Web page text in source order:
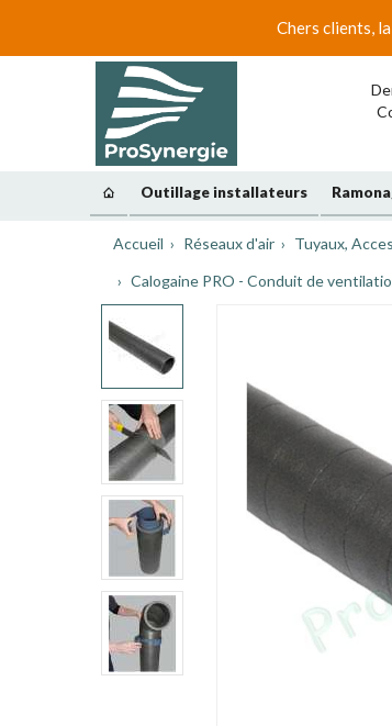
Chers clients,
Outillage installateurs
Accueil Réseaux d'air Tuyaux,
Calogaine PRO - Conduit de